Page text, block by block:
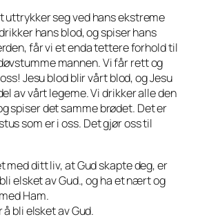
seg ved hans ekstreme
hans blod, og spiser hans
får vi et enda tettere forhold til
mannen. Vi får rett og
Jesu blod blir vårt blod, og Jesu
av vårt legeme. Vi drikker alle den
spiser det samme brødet. Det er
som er i oss. Det gjør oss til
med ditt liv, at Gud skapte deg, er
elsket av Gud., og ha et nært og
Ham.
bli elsket av Gud.